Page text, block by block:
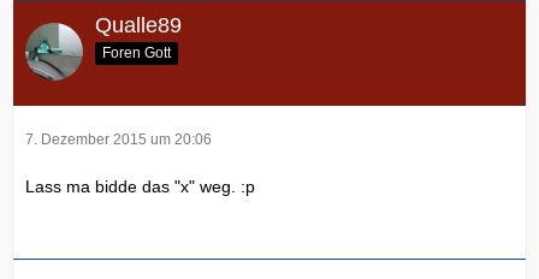
Qualle89
Foren Gott
7. Dezember 2015 um 20:06
Lass ma bidde das "x" weg. :p